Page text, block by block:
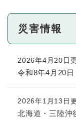
災害情報
2026年4月20日
令和8年4月20
2026年1月13日
北海道・三陸沖